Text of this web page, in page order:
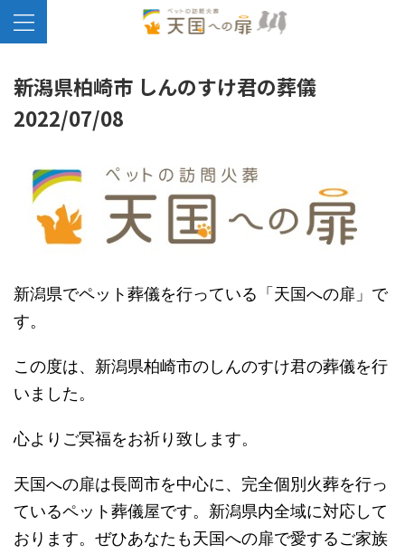
新潟県柏崎市 しんのすけ君の葬儀
2022/07/08
新潟県でペット葬儀を行っている「天国への扉」で
す。
この度は、新潟県柏崎市のしんのすけ君の葬儀を行
いました。
心よりご冥福をお祈り致します。
天国への扉は長岡市を中心に、完全個別火葬を行っ
ているペット葬儀屋です。新潟県内全域に対応して
おります。ぜひあなたも天国への扉で愛するご家族